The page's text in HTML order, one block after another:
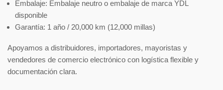
Embalaje: Embalaje neutro o embalaje de marca YDL
disponible
Garantía: 1 año / 20,000 km (12,000 millas)
Apoyamos a distribuidores, importadores, mayoristas y
vendedores de comercio electrónico con logística flexible y
documentación clara.